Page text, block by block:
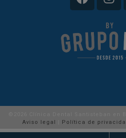
©2026 Clínica Dental Santisteban en
Aviso legal
Política de